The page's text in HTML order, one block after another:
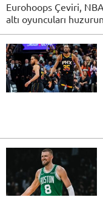
Eurohoops Çeviri,
altı oyuncuları